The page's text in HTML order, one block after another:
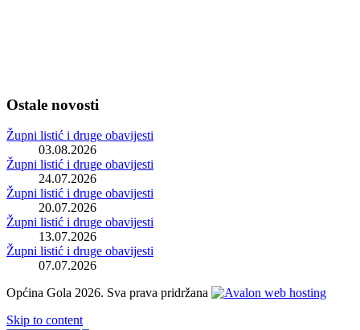
Ostale novosti
Župni listić i druge obavijesti
03.08.2026
Župni listić i druge obavijesti
24.07.2026
Župni listić i druge obavijesti
20.07.2026
Župni listić i druge obavijesti
13.07.2026
Župni listić i druge obavijesti
07.07.2026
Općina Gola 2026. Sva prava pridržana
Skip to content